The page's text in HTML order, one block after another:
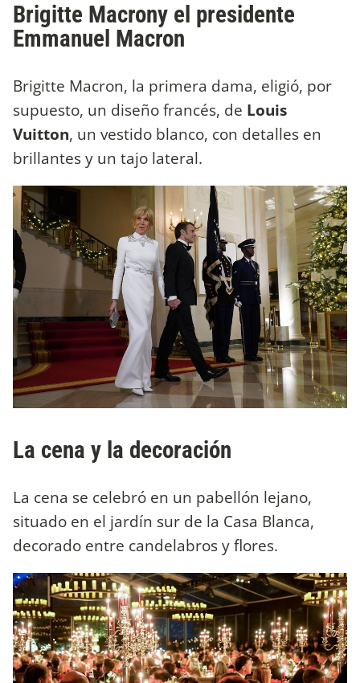
Brigitte Macrony el presidente
Emmanuel Macron
Brigitte Macron, la primera dama, eligió, por
supuesto, un diseño francés, de Louis
Vuitton, un vestido blanco, con detalles en
brillantes y un tajo lateral.
La cena y la decoración
La cena se celebró en un pabellón lejano,
situado en el jardín sur de la Casa Blanca,
decorado entre candelabros y flores.